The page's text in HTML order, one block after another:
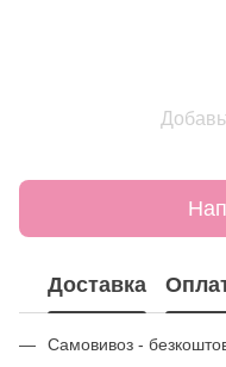
Доставка
Самовивоз -